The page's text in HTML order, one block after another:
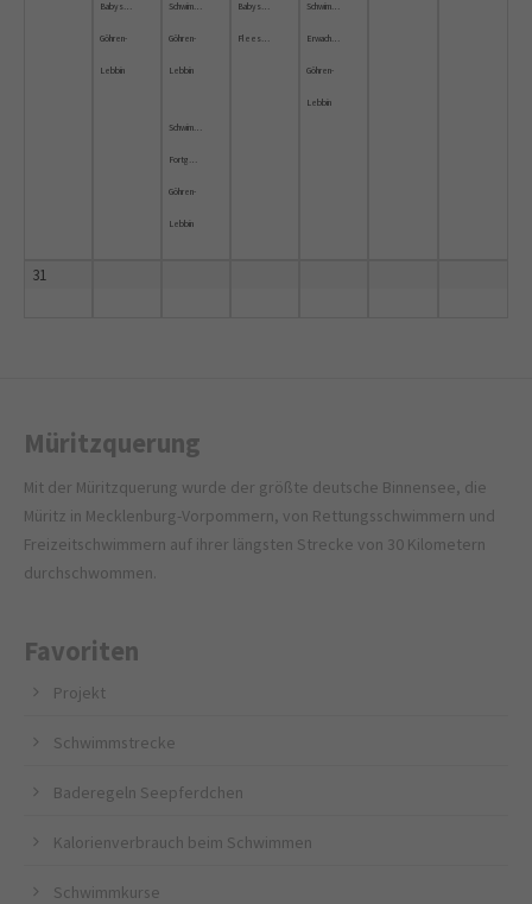
Babyschwimmen
Göhren-
Lebbin
Schwimmkurs
Göhren-
Lebbin
Schwimmkurs
Fortgeschrittene
Göhren-
Lebbin
Babyschwimmkurs
Fleesensee
Schwimmkurs
Erwachsene
Göhren-
Lebbin
31
Müritzquerung
Mit der Müritzquerung wurde der größte deutsche Binnensee, die
Müritz in Mecklenburg-Vorpommern, von Rettungsschwimmern und
Freizeitschwimmern auf ihrer längsten Strecke von 30 Kilometern
durchschwommen.
Favoriten
Projekt
Schwimmstrecke
Baderegeln Seepferdchen
Kalorienverbrauch beim Schwimmen
Schwimmkurse